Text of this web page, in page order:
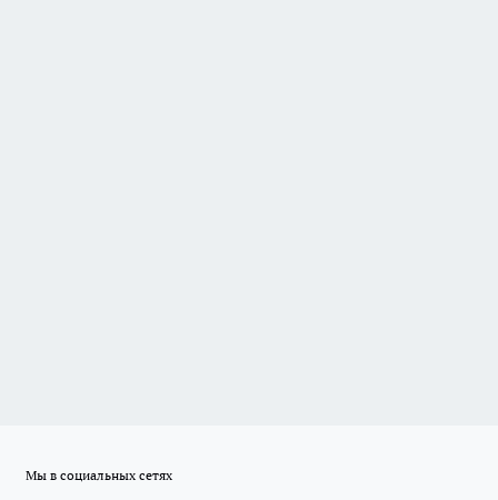
Мы в социальных сетях